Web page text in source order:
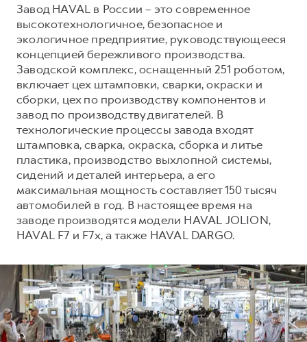
Завод HAVAL в России – это современное
высокотехнологичное, безопасное и
экологичное предприятие, руководствующееся
концепцией бережливого производства.
Заводской комплекс, оснащенный 251 роботом,
включает цех штамповки, сварки, окраски и
сборки, цех по производству компонентов и
завод по производству двигателей. В
технологические процессы завода входят
штамповка, сварка, окраска, сборка и литье
пластика, производство выхлопной системы,
сидений и деталей интерьера, а его
максимальная мощность составляет 150 тысяч
автомобилей в год. В настоящее время на
заводе производятся модели HAVAL JOLION,
HAVAL F7 и F7x, а также HAVAL DARGO.